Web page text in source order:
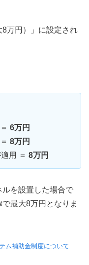
万円）」に設定され
6万円
8万円
用 ＝ 8万円
を設置した場合で
最大8万円となりま
ム補助金制度について